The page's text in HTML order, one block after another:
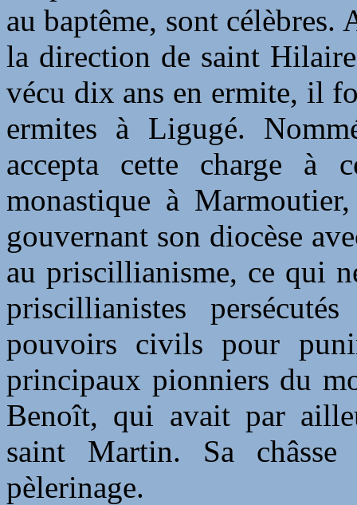
au baptême, sont
la direction de saint
vécu dix ans en ermite, il
ermites à Ligugé.
accepta cette charge à
monastique à
gouvernant son diocèse
au priscillianisme, ce qui
priscillianistes
pouvoirs civils pour
principaux pionniers du
Benoît, qui avait par
saint Martin. Sa
pèlerinage.